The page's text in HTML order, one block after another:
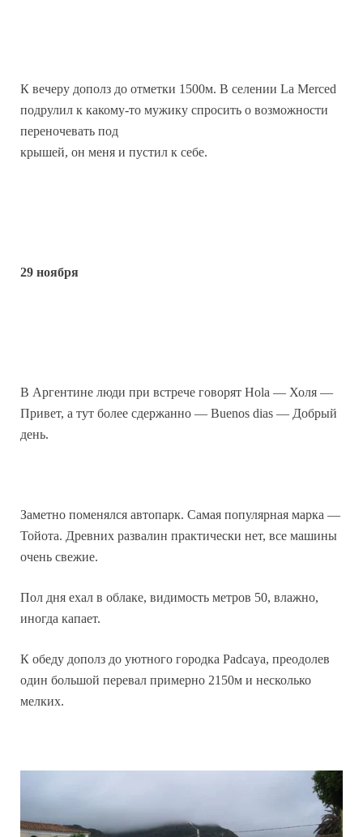
К вечеру дополз до отметки 1500м. В селении La Merced
подрулил к какому-то мужику спросить о возможности
переночевать под
крышей, он меня и пустил к себе.
29 ноября
В Аргентине люди при встрече говорят Hola — Холя —
Привет, а тут более сдержанно — Buenos dias — Добрый
день.
Заметно поменялся автопарк. Самая популярная марка —
Тойота. Древних развалин практически нет, все машины
очень свежие.
Пол дня ехал в облаке, видимость метров 50, влажно,
иногда капает.
К обеду дополз до уютного городка Padcaya, преодолев
один большой перевал примерно 2150м и несколько
мелких.